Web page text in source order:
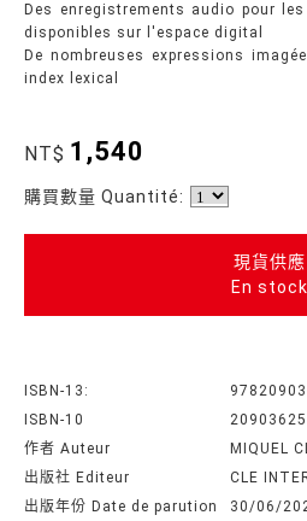
Des enregistrements audio pour
disponibles sur l'espace digital
De nombreuses expressions
index lexical
NT$ 1,540
購買數量 Quantité:
現貨供應
En stock
ISBN-13:
ISBN-10
作者 Auteur
MIQUEL
出版社 Editeur
CLE
出版年份 Date de parution
30/06/